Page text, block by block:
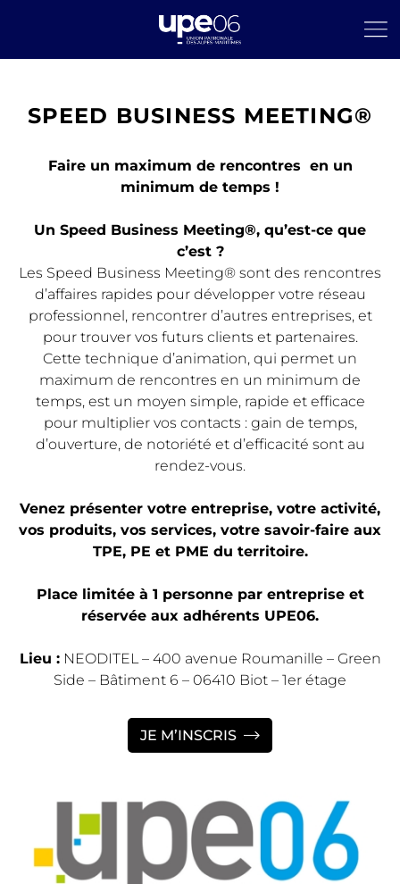
SPEED BUSINESS MEETING®
Faire un maximum de rencontres en un
minimum de temps !
Un Speed Business Meeting®, qu’est-ce que
c’est ?
Les Speed Business Meeting® sont des rencontres
d’affaires rapides pour développer votre réseau
professionnel, rencontrer d’autres entreprises, et
pour trouver vos futurs clients et partenaires.
Cette technique d’animation, qui permet un
maximum de rencontres en un minimum de
temps, est un moyen simple, rapide et efficace
pour multiplier vos contacts : gain de temps,
d’ouverture, de notoriété et d’efficacité sont au
rendez-vous.
Venez présenter votre entreprise, votre activité,
vos produits, vos services, votre savoir-faire aux
TPE, PE et PME du territoire.
Place limitée à 1 personne par entreprise et
réservée aux adhérents UPE06.
Lieu :NEODITEL – 400 avenue Roumanille – Green
Side – Bâtiment 6 – 06410 Biot – 1er étage
JE M’INSCRIS